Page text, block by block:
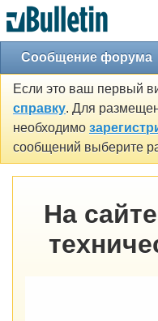
Сообщение форума
Если это ваш первый
справку. Для
необходимо
сообщений выберите
На